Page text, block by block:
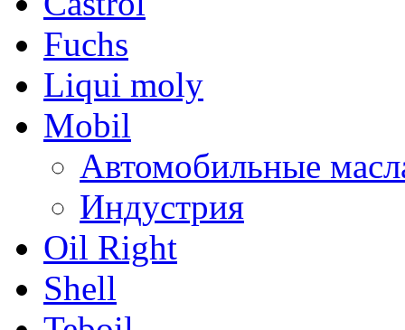
Fuchs
Liqui moly
Mobil
Автомобильные
Индустрия
Oil Right
Shell